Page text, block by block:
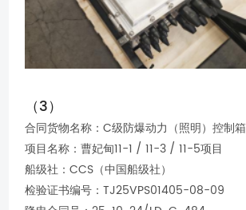
（3）
合同货物名称：C级防爆动力（照明）控制箱
项目名称：曹妃甸11-1 / 11-3 / 11-5项目
船级社：CCS（中国船级社）
检验证书编号：TJ25VPS01405-08-09